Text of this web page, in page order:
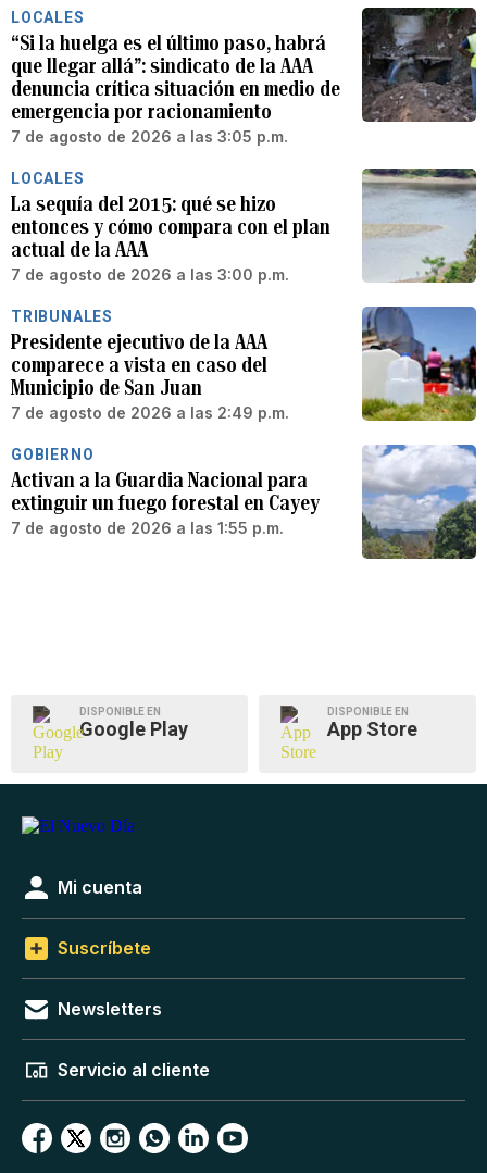
LOCALES
“Si la huelga es el último paso, habrá
que llegar allá”: sindicato de la AAA
denuncia crítica situación en medio de
emergencia por racionamiento
7 de agosto de 2026 a las 3:05 p.m.
LOCALES
La sequía del 2015: qué se hizo
entonces y cómo compara con el plan
actual de la AAA
7 de agosto de 2026 a las 3:00 p.m.
TRIBUNALES
Presidente ejecutivo de la AAA
comparece a vista en caso del
Municipio de San Juan
7 de agosto de 2026 a las 2:49 p.m.
GOBIERNO
Activan a la Guardia Nacional para
extinguir un fuego forestal en Cayey
7 de agosto de 2026 a las 1:55 p.m.
DISPONIBLE EN
Google Play
DISPONIBLE EN
App Store
Mi cuenta
Suscríbete
Newsletters
Servicio al cliente